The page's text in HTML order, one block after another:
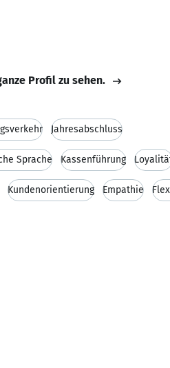
Profil zu sehen.
Jahresabschluss
Sprache Kassenführung
Kundenorientierung Empathie